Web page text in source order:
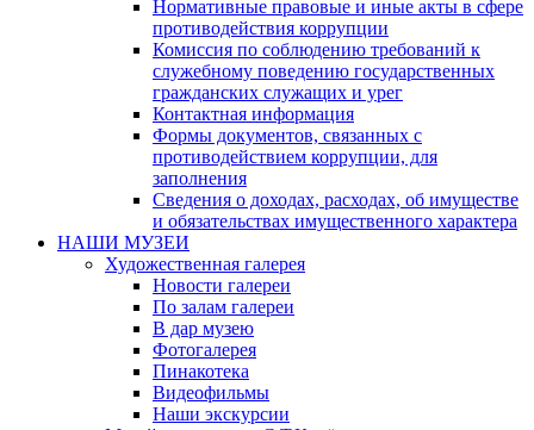
Нормативные правовые и иные акты в сфере
противодействия коррупции
Комиссия по соблюдению требований к
служебному поведению государственных
гражданских служащих и урег
Контактная информация
Формы документов, связанных с
противодействием коррупции, для
заполнения
Сведения о доходах, расходах, об имуществе
и обязательствах имущественного характера
НАШИ МУЗЕИ
Художественная галерея
Новости галереи
По залам галереи
В дар музею
Фотогалерея
Пинакотека
Видеофильмы
Наши экскурсии